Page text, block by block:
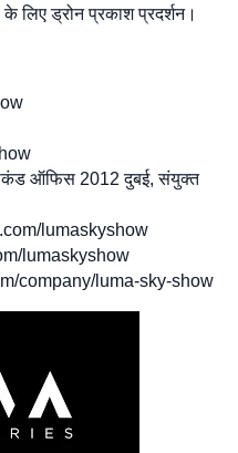
लिए ड्रोन प्रकाश प्रदर्शन।
सेकंड ऑफिस 2012 दुबई, संयुक्त
lumaskyshow
lumaskyshow
company/luma-sky-show